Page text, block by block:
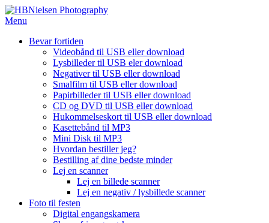
Spring
til
Menu
Bevar fortiden
Videobånd til USB eller download
Lysbilleder til USB eler download
Negativer til USB eller download
Smalfilm til USB eller download
Papirbilleder til USB eller download
CD og DVD til USB eller download
Hukommelseskort til USB eller download
Kasettebånd til MP3
Mini Disk til MP3
Hvordan bestiller jeg?
Bestilling af dine bedste minder
Lej en scanner
Lej en billede scanner
Lej en negativ / lysbillede scanner
Foto til festen
Digital engangskamera